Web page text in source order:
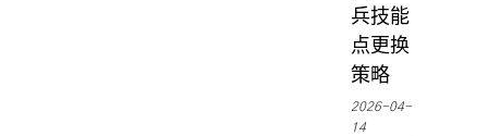
兵技能
点更换
策略
2026-04-
14